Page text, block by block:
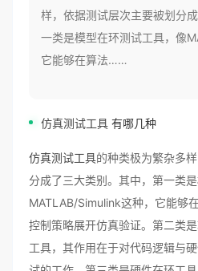
样，依据测试层次主要被划分
一类是模型在环测试工具，像
它能够在算法……
仿真测试工具 有哪几种
仿真测试工具的种类极为繁杂多
分成了三大类别。其中，第一类是
MATLAB/Simulink这种，它能够
控制策略展开仿真验证。第二类
工具，其作用在于对代码逻辑与